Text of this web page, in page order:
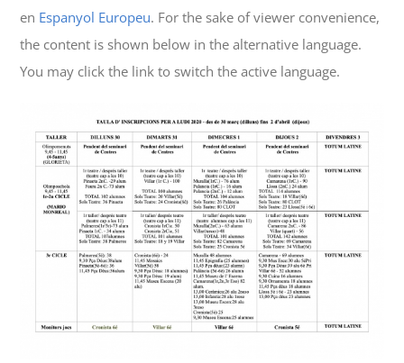
en Espanyol Europeu. For the sake of viewer convenience,
the content is shown below in the alternative language.
You may click the link to switch the active language.